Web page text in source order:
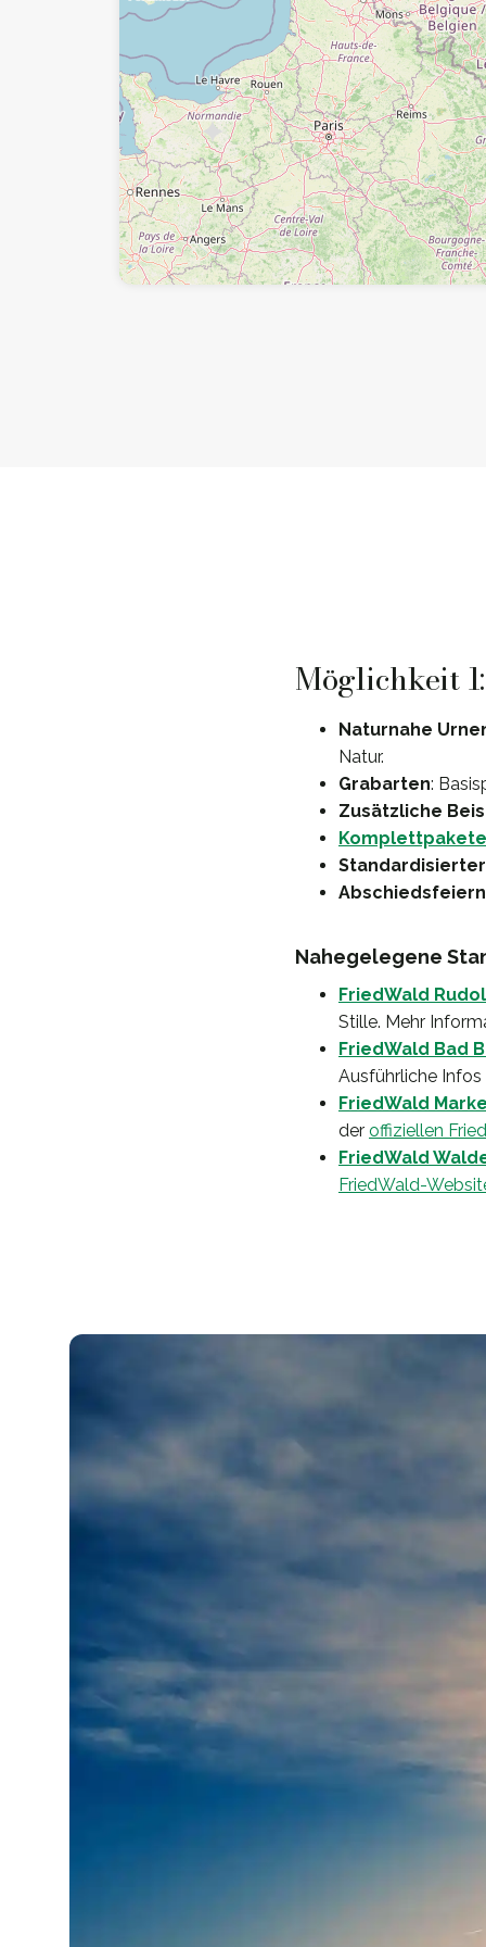
Möglichkeit
Naturnahe
Natur.
Grabarten:
Zusätzliche
Komplettpakete
Abschiedsfeiern
Nahegelegene
FriedWald
Stille. Mehr
FriedWald Bad
Ausführliche
FriedWald
der offiziellen
FriedWald
FriedWald-